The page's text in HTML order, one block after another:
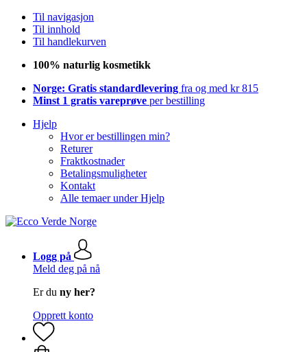
Til navigasjon
Til innhold
Til handlekurven
100% naturlig kosmetikk
Norge: Gratis standardlevering fra og med kr 815
Minst 1 gratis vareprøve per bestilling
Hjelp
Hvor er bestillingen min?
Returer
Fraktkostnader
Betalingsmuligheter
Kontakt
Alle temaer under Hjelp
Logg på
Meld deg på nå
Er du ny her?
Opprett konto